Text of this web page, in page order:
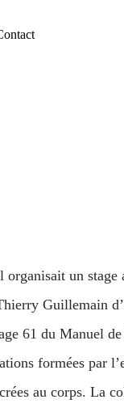
un stage
Guillemain
61 du Manuel
formées par
au corps. La